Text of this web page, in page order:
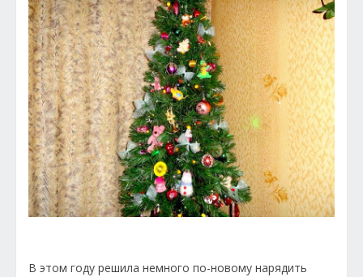
В этом году решила немного по-новому нарядить